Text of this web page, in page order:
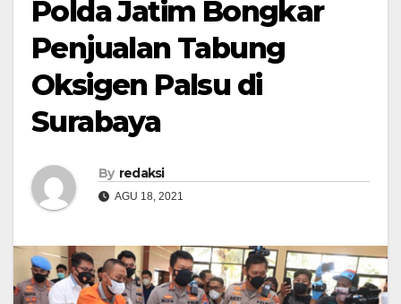
Polda Jatim Bongkar
Penjualan Tabung
Oksigen Palsu di
Surabaya
By redaksi
AGU 18, 2021